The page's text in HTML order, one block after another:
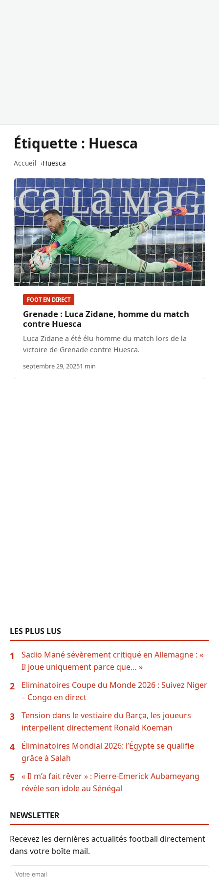
Étiquette : Huesca
Accueil Huesca
FOOT EN DIRECT
Grenade : Luca Zidane, homme du match
contre Huesca
Luca Zidane a été élu homme du match lors de la
victoire de Grenade contre Huesca.
septembre 29, 20251 min
LES PLUS LUS
1
Sadio Mané sévèrement critiqué en Allemagne : «
Il joue uniquement parce que… »
2
Eliminatoires Coupe du Monde 2026 : Suivez Niger
– Congo en direct
3
Tension dans le vestiaire du Barça, les joueurs
interpellent directement Ronald Koeman
4
Éliminatoires Mondial 2026: l’Égypte se qualifie
grâce à Salah
5
« Il m’a fait rêver » : Pierre-Emerick Aubameyang
révèle son idole au Sénégal
NEWSLETTER
Recevez les dernières actualités football directement
dans votre boîte mail.
Adresse email